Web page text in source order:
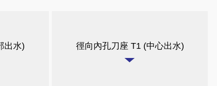
出水) 徑向內孔刀座 T1 (中心出水)